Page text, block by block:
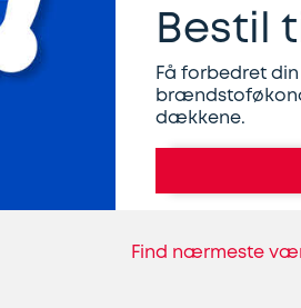
Bestil
Få forbedret
dækkene.
Find nærmeste